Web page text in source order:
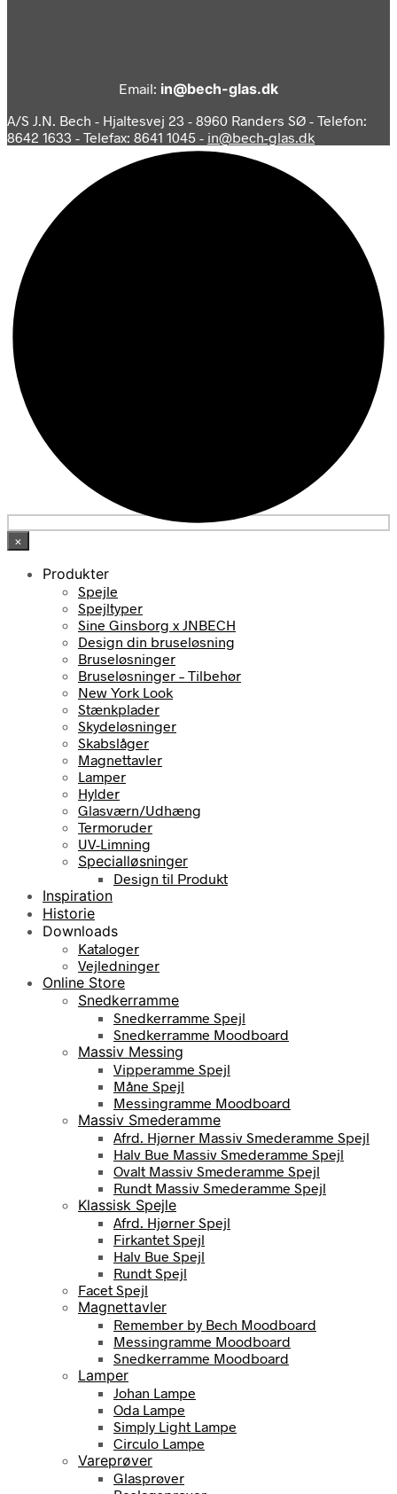
Email: in@bech-glas.dk
A/S J.N. Bech - Hjaltesvej 23 - 8960 Randers SØ - Telefon:
8642 1633 - Telefax: 8641 1045 - in@bech-glas.dk
×
Produkter
Spejle
Spejltyper
Sine Ginsborg x JNBECH
Design din bruseløsning
Bruseløsninger
Bruseløsninger – Tilbehør
New York Look
Stænkplader
Skydeløsninger
Skabslåger
Magnettavler
Lamper
Hylder
Glasværn/Udhæng
Termoruder
UV-Limning
Specialløsninger
Design til Produkt
Inspiration
Historie
Downloads
Kataloger
Vejledninger
Online Store
Snedkerramme
Snedkerramme Spejl
Snedkerramme Moodboard
Massiv Messing
Vipperamme Spejl
Måne Spejl
Messingramme Moodboard
Massiv Smederamme
Afrd. Hjørner Massiv Smederamme Spejl
Halv Bue Massiv Smederamme Spejl
Ovalt Massiv Smederamme Spejl
Rundt Massiv Smederamme Spejl
Klassisk Spejle
Afrd. Hjørner Spejl
Firkantet Spejl
Halv Bue Spejl
Rundt Spejl
Facet Spejl
Magnettavler
Remember by Bech Moodboard
Messingramme Moodboard
Snedkerramme Moodboard
Lamper
Johan Lampe
Oda Lampe
Simply Light Lampe
Circulo Lampe
Vareprøver
Glasprøver